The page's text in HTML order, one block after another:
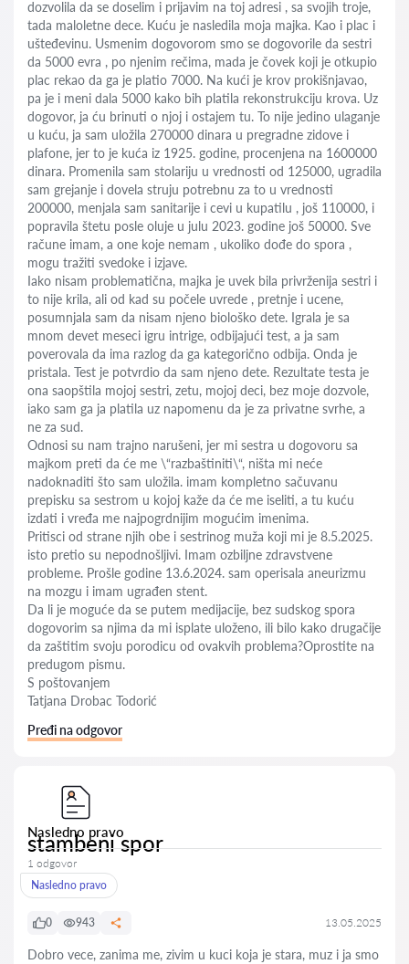
dozvolila da se doselim i prijavim na toj adresi , sa svojih troje,
tada maloletne dece. Kuću je nasledila moja majka. Kao i plac i
ušteđevinu. Usmenim dogovorom smo se dogovorile da sestri
da 5000 evra , po njenim rečima, mada je čovek koji je otkupio
plac rekao da ga je platio 7000. Na kući je krov prokišnjavao,
pa je i meni dala 5000 kako bih platila rekonstrukciju krova. Uz
dogovor, ja ću brinuti o njoj i ostajem tu. To nije jedino ulaganje
u kuću, ja sam uložila 270000 dinara u pregradne zidove i
plafone, jer to je kuća iz 1925. godine, procenjena na 1600000
dinara. Promenila sam stolariju u vrednosti od 125000, ugradila
sam grejanje i dovela struju potrebnu za to u vrednosti
200000, menjala sam sanitarije i cevi u kupatilu , još 110000, i
popravila štetu posle oluje u julu 2023. godine još 50000. Sve
račune imam, a one koje nemam , ukoliko dođe do spora ,
mogu tražiti svedoke i izjave.
Iako nisam problematična, majka je uvek bila privrženija sestri i
to nije krila, ali od kad su počele uvrede , pretnje i ucene,
posumnjala sam da nisam njeno biološko dete. Igrala je sa
mnom devet meseci igru intrige, odbijajući test, a ja sam
poverovala da ima razlog da ga kategorično odbija. Onda je
pristala. Test je potvrdio da sam njeno dete. Rezultate testa je
ona saopštila mojoj sestri, zetu, mojoj deci, bez moje dozvole,
iako sam ga ja platila uz napomenu da je za privatne svrhe, a
ne za sud.
Odnosi su nam trajno narušeni, jer mi sestra u dogovoru sa
majkom preti da će me \“razbaštiniti\“, ništa mi neće
nadoknaditi što sam uložila. imam kompletno sačuvanu
prepisku sa sestrom u kojoj kaže da će me iseliti, a tu kuću
izdati i vređa me najpogrdnijim mogućim imenima.
Pritisci od strane njih obe i sestrinog muža koji mi je 8.5.2025.
isto pretio su nepodnošljivi. Imam ozbiljne zdravstvene
probleme. Prošle godine 13.6.2024. sam operisala aneurizmu
na mozgu i imam ugrađen stent.
Da li je moguće da se putem medijacije, bez sudskog spora
dogovorim sa njima da mi isplate uloženo, ili bilo kako drugačije
da zaštitim svoju porodicu od ovakvih problema?Oprostite na
predugom pismu.
S poštovanjem
Tatjana Drobac Todorić
Pređi na odgovor
Nasledno pravo
stambeni spor
1 odgovor
Nasledno pravo
0 943 13.05.2025
Dobro vece, zanima me, zivim u kuci koja je stara, muz i ja smo